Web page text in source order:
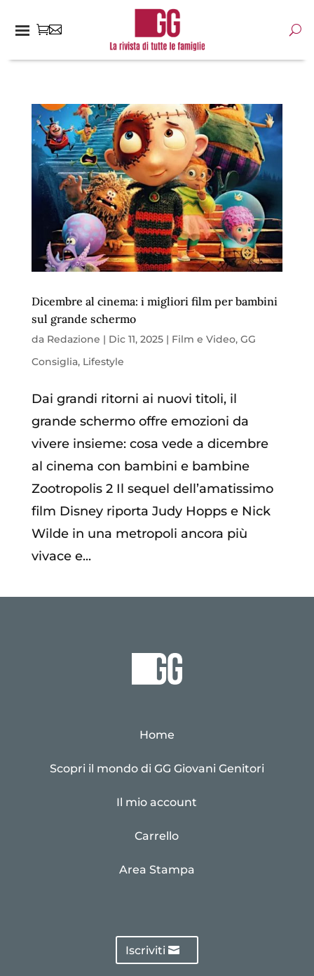
Dicembre al cinema: i migliori film per bambini
sul grande schermo
da Redazione | Dic 11, 2025| Film e Video, GG
Consiglia, Lifestyle
Dai grandi ritorni ai nuovi titoli, il
grande schermo offre emozioni da
vivere insieme: cosa vede a dicembre
al cinema con bambini e bambine
Zootropolis 2 Il sequel dell’amatissimo
film Disney riporta Judy Hopps e Nick
Wilde in una metropoli ancora più
vivace e...
Home
Scopri il mondo di GG Giovani Genitori
Il mio account
Carrello
Area Stampa
Iscriviti